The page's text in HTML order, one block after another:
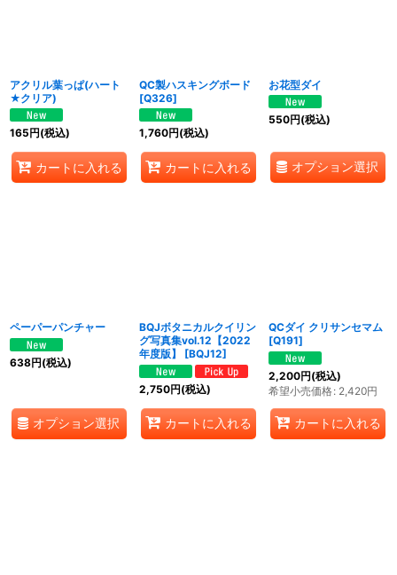
アクリル葉っぱ(ハート
★クリア)
165円(税込)
カートに入れる
QC製ハスキングボード
[Q326]
1,760円(税込)
カートに入れる
お花型ダイ
550円(税込)
オプション選択
ペーパーパンチャー
638円(税込)
オプション選択
BQJボタニカルクイリン
グ写真集vol.12【2022
年度版】
[BQJ12]
2,750円(税込)
カートに入れる
QCダイ クリサンセマム
[Q191]
2,200円(税込)
希望小売価格: 2,420円
カートに入れる